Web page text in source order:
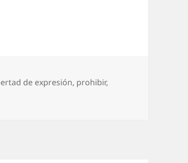
de expresión, prohibir,